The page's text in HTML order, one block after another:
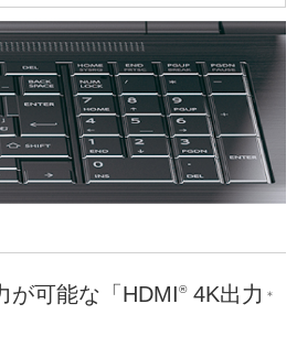
が可能な「HDMI®4K出力 ＊